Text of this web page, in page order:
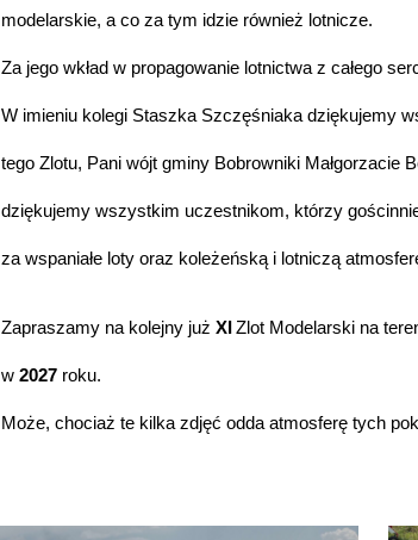
modelarskie, a co za tym idzie również lotnicze.
Za jego wkład w propagowanie lotnictwa z całego
W imieniu kolegi Staszka Szczęśniaka dziękujemy
tego Zlotu, Pani wójt gminy Bobrowniki Małgorzacie
dziękujemy wszystkim uczestnikom, którzy
za wspaniałe loty oraz koleżeńską i lotniczą
Zapraszamy na kolejny jużXI Zlot Modelarski na
w2027 roku.
Może, chociaż te kilka zdjęć odda atmosferę tych